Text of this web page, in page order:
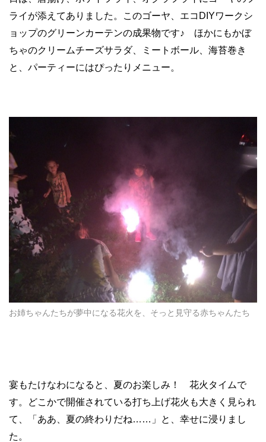
ライが添えてありました。このゴーヤ、エコDIYワークシ
ョップのグリーンカーテンの成果物です♪ ほかにもかぼ
ちゃのクリームチーズサラダ、ミートボール、海苔巻き
と、パーティーにはぴったりメニュー。
お姉ちゃんたちが夢中になる花火を、そっと見守る赤ちゃんたち
宴もたけなわになると、夏のお楽しみ！ 花火タイムで
す。どこかで開催されている打ち上げ花火も大きく見られ
て、「ああ、夏の終わりだね……」と、幸せに浸りまし
た。